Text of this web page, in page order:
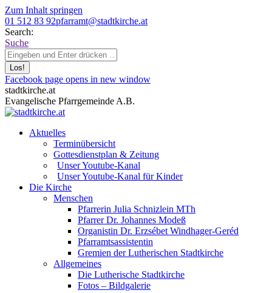
Zum Inhalt springen
01 512 83 92pfarramt@stadtkirche.at
Search:
Suche
Facebook page opens in new window
stadtkirche.at
Evangelische Pfarrgemeinde A.B.
Aktuelles
Terminübersicht
Gottesdienstplan & Zeitung
Unser Youtube-Kanal
Unser Youtube-Kanal für Kinder
Die Kirche
Menschen
Pfarrerin Julia Schnizlein MTh
Pfarrer Dr. Johannes Modeß
Organistin Dr. Erzsébet Windhager-Geréd
Pfarramtsassistentin
Gremien der Lutherischen Stadtkirche
Allgemeines
Die Lutherische Stadtkirche
Fotos – Bildgalerie